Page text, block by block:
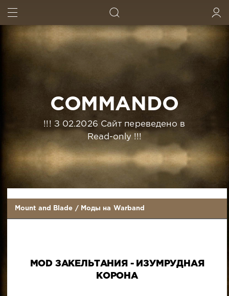
COMMANDO
!!! З 02.2026 Сайт переведено в
Read-only !!!
Mount and Blade / Моды на Warband
MOD ЗАКЕЛЬТАНИЯ - ИЗУМРУДНАЯ
КОРОНА